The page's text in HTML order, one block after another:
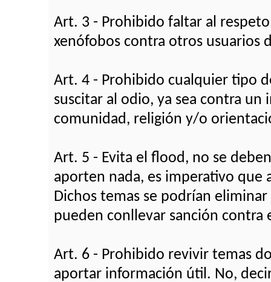
Art. 3 - Prohibido faltar al
xenófobos contra otros usuarios
Art. 4 - Prohibido cualquier tipo
suscitar al odio, ya sea contra
comunidad, religión y/o
Art. 5 - Evita el flood, no se
aporten nada, es imperativo que
Dichos temas se podrían
pueden conllevar sanción contra
Art. 6 - Prohibido revivir temas
aportar información útil. No,